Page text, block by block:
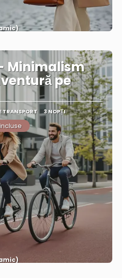
Minimalism
pe
TRANSPORT 3 NOPȚI
mai multe